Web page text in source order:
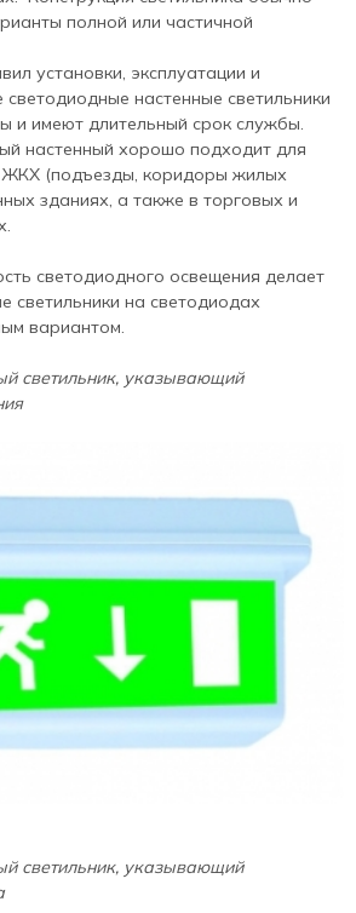
полной или частичной
установки, эксплуатации и
настенные светильники
и имеют длительный срок службы.
настенный хорошо подходит для
ЖКХ (подъезды, коридоры жилых
зданиях, а также в торговых и
светодиодного освещения делает
светильники на светодиодах
вариантом.
светильник, указывающий
светильник, указывающий